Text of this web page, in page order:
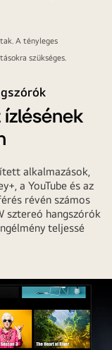
A tényleges
szükséges.
alkalmazások,
a YouTube és az
révén számos
sztereó hangszórók
teljessé